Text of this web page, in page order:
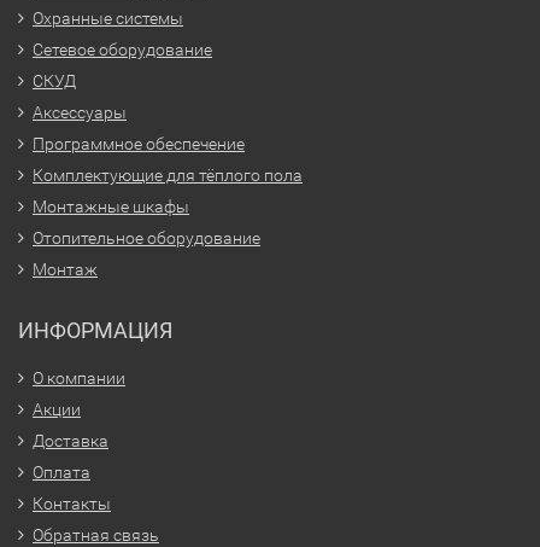
Охранные системы
Сетевое оборудование
СКУД
Аксессуары
Программное обеспечение
Комплектующие для тёплого пола
Монтажные шкафы
Отопительное оборудование
Монтаж
ИНФОРМАЦИЯ
О компании
Акции
Доставка
Оплата
Контакты
Обратная связь